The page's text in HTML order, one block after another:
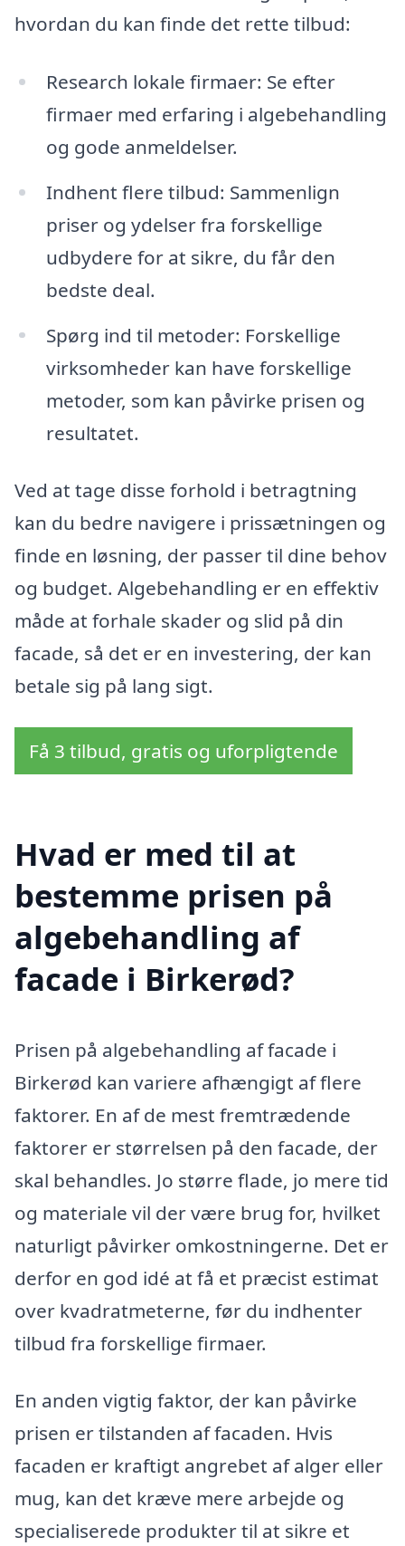
hvordan du kan finde det rette tilbud:
Research lokale firmaer: Se efter
firmaer med erfaring i algebehandling
og gode anmeldelser.
Indhent flere tilbud: Sammenlign
priser og ydelser fra forskellige
udbydere for at sikre, du får den
bedste deal.
Spørg ind til metoder: Forskellige
virksomheder kan have forskellige
metoder, som kan påvirke prisen og
resultatet.
Ved at tage disse forhold i betragtning
kan du bedre navigere i prissætningen og
finde en løsning, der passer til dine behov
og budget. Algebehandling er en effektiv
måde at forhale skader og slid på din
facade, så det er en investering, der kan
betale sig på lang sigt.
Få 3 tilbud, gratis og uforpligtende
Hvad er med til at
bestemme prisen på
algebehandling af
facade i Birkerød?
Prisen på algebehandling af facade i
Birkerød kan variere afhængigt af flere
faktorer. En af de mest fremtrædende
faktorer er størrelsen på den facade, der
skal behandles. Jo større flade, jo mere tid
og materiale vil der være brug for, hvilket
naturligt påvirker omkostningerne. Det er
derfor en god idé at få et præcist estimat
over kvadratmeterne, før du indhenter
tilbud fra forskellige firmaer.
En anden vigtig faktor, der kan påvirke
prisen er tilstanden af facaden. Hvis
facaden er kraftigt angrebet af alger eller
mug, kan det kræve mere arbejde og
specialiserede produkter til at sikre et